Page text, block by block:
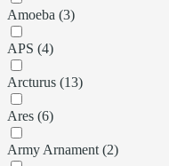
Amoeba (3)
APS (4)
Arcturus (13)
Ares (6)
Army Arnament (2)